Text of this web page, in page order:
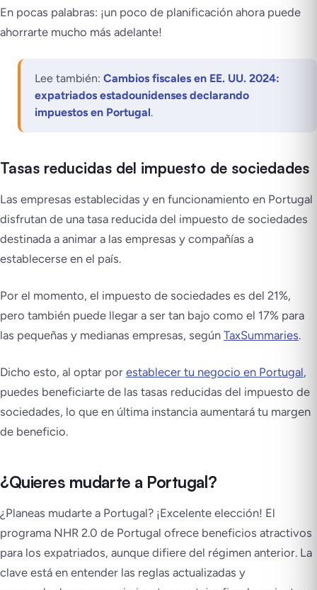
En pocas palabras: ¡un poco de planificación ahora puede
ahorrarte mucho más adelante!
Lee también: Cambios fiscales en EE. UU. 2024:
expatriados estadounidenses declarando
impuestos en Portugal.
Tasas reducidas del impuesto de sociedades
Las empresas establecidas y en funcionamiento en Portugal
disfrutan de una tasa reducida del impuesto de sociedades
destinada a animar a las empresas y compañías a
establecerse en el país.
Por el momento, el impuesto de sociedades es del 21%,
pero también puede llegar a ser tan bajo como el 17% para
las pequeñas y medianas empresas, según TaxSummaries.
Dicho esto, al optar por establecer tu negocio en Portugal,
puedes beneficiarte de las tasas reducidas del impuesto de
sociedades, lo que en última instancia aumentará tu margen
de beneficio.
¿Quieres mudarte a Portugal?
¿Planeas mudarte a Portugal? ¡Excelente elección! El
programa NHR 2.0 de Portugal ofrece beneficios atractivos
para los expatriados, aunque difiere del régimen anterior. La
clave está en entender las reglas actualizadas y